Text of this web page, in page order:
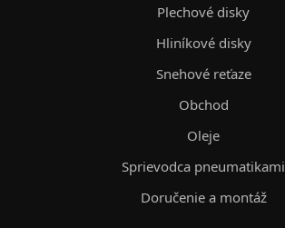
Plechové disky
Hliníkové disky
Snehové reťaze
Obchod
Oleje
Sprievodca pneumatikami
Doručenie a montáž